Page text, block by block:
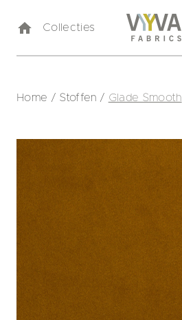
Collecties
Home / Stoffen / Glade Smooth